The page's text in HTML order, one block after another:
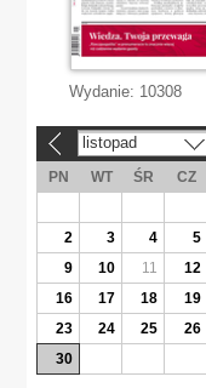
Wydanie: 10308
listopad
PN WT ŚR CZ
2
3 4 5
9
10 11 12
16
17 18 19
23
24 25 26
30